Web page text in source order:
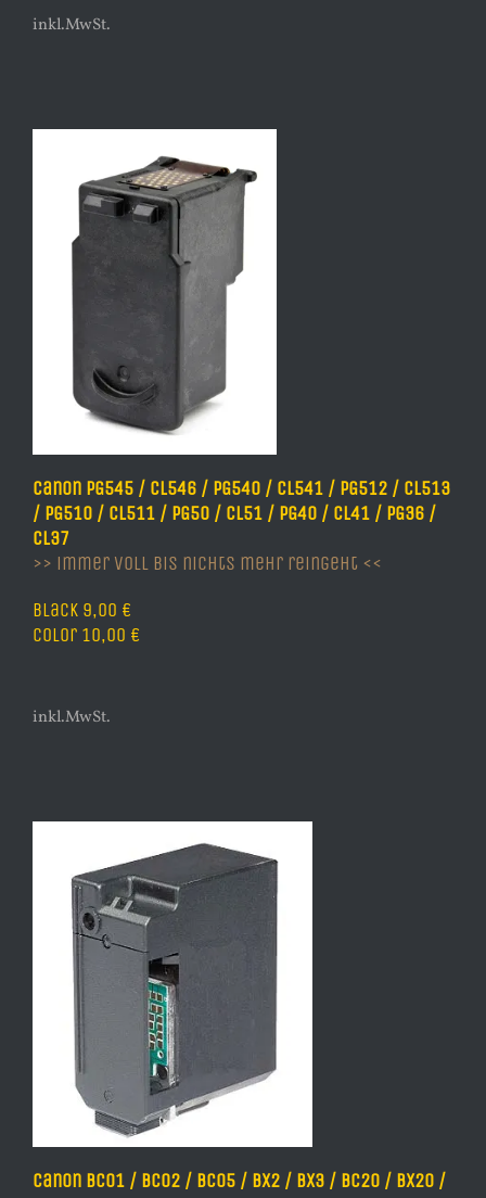
inkl.MwSt.
Canon PG545 / CL546 / PG540 / CL541 / PG512 / CL513
/ PG510 / CL511 / PG50 / CL51 / PG40 / CL41 / PG36 /
CL37
>> immer voll bis nichts mehr reingeht <<
Black 9,00 €
Color 10,00 €
inkl.MwSt.
Canon BC01 / BC02 / BC05 / BX2 / BX3 / BC20 / BX20 /